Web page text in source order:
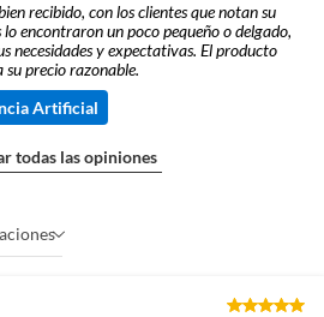
recibido, con los clientes que notan su
encontraron un poco pequeño o delgado,
necesidades y expectativas. El producto
su precio razonable.
Artificial
todas las opiniones